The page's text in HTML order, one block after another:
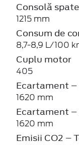
Consolă spate
1215 mm
Consum de
8,7-8,9 L/100
Cuplu motor
405
Ecartament
1620 mm
Ecartament –
1620 mm
Emisii CO2 –